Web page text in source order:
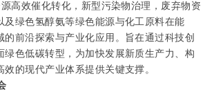
高效催化转化，新型污染物治理，废弃物资
及绿色氢醇氨等绿色能源与化工原料在能
的前沿探索与产业化应用。旨在通过科技创
绿色低碳转型，为加快发展新质生产力、构
的现代产业体系提供关键支撑。